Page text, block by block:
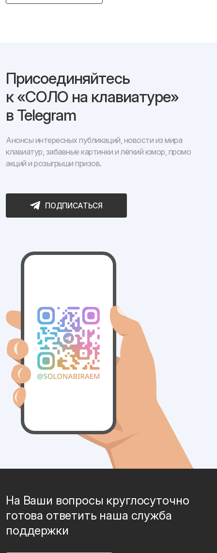
Присоединяйтесь
к «СОЛО на клавиатуре»
в Telegram
Анонсы интересных публикаций, новости из мира
клавиатур, забавные картинки и лёгкий юмор, промо
акций и розыгрыши призов.
ПОДПИСАТЬСЯ
На Ваши вопросы круглосуточно
готова ответить наша служба
поддержки